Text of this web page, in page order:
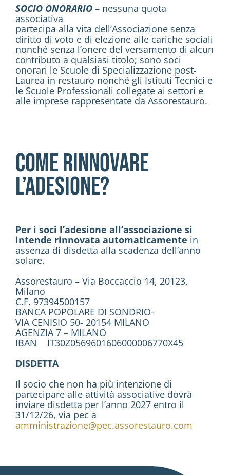
SOCIO ONORARIO– nessuna quota
associativa
partecipa alla vita dell’Associazione senza
diritto di voto e di elezione alle cariche sociali
nonché senza l’onere del versamento di alcun
contributo a qualsiasi titolo; sono soci
onorari le Scuole di Specializzazione post-
Laurea in restauro nonché gli Istituti Tecnici e
le Scuole Professionali collegate ai settori e
alle imprese rappresentate da Assorestauro.
Come rinnovare
l’adesione?
Per i soci l’adesione all’associazione si
intende rinnovata automaticamente in
assenza di disdetta alla scadenza dell’anno
solare.
Assorestauro – Via Boccaccio 14, 20123,
Milano
C.F. 97394500157
BANCA POPOLARE DI SONDRIO-
VIA CENISIO 50- 20154 MILANO
AGENZIA 7 – MILANO
IBAN IT30Z0569601606000006770X45
DISDETTA
Il socio che non ha più intenzione di
partecipare alle attività associative dovrà
inviare disdetta per l’anno 2027 entro il
31/12/26, via pec a
amministrazione@pec.assorestauro.com